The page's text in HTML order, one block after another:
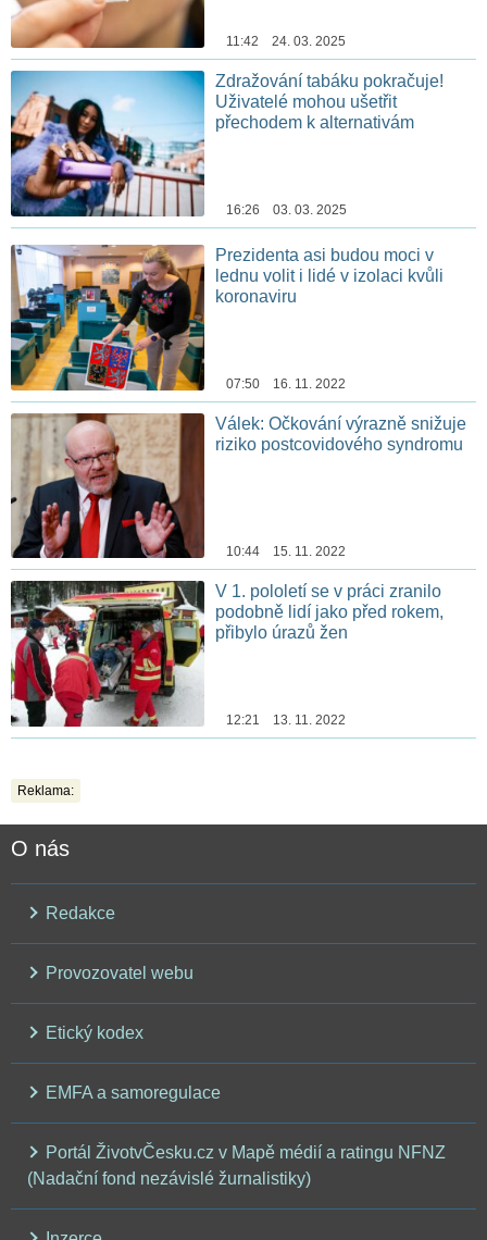
11:42 24. 03. 2025
Zdražování tabáku pokračuje!
Uživatelé mohou ušetřit
přechodem k alternativám
16:26 03. 03. 2025
Prezidenta asi budou moci v
lednu volit i lidé v izolaci kvůli
koronaviru
07:50 16. 11. 2022
Válek: Očkování výrazně snižuje
riziko postcovidového syndromu
10:44 15. 11. 2022
V 1. pololetí se v práci zranilo
podobně lidí jako před rokem,
přibylo úrazů žen
12:21 13. 11. 2022
Reklama:
O nás
Redakce
Provozovatel webu
Etický kodex
EMFA a samoregulace
Portál ŽivotvČesku.cz v Mapě médií a ratingu NFNZ
(Nadační fond nezávislé žurnalistiky)